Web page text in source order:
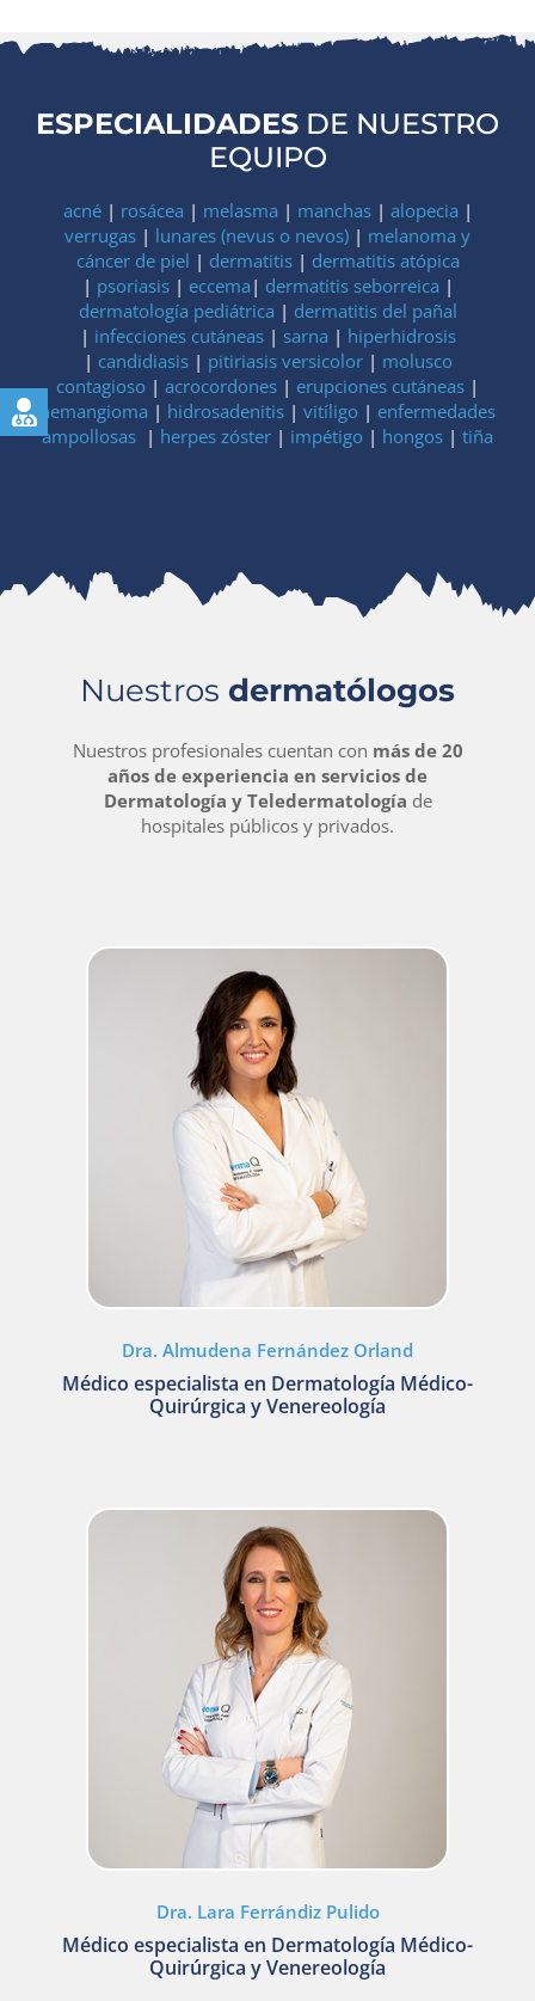
ESPECIALIDADES DE NUESTRO
EQUIPO
acné| rosácea | melasma | manchas| alopecia |
verrugas | lunares (nevus o nevos) | melanoma y
cáncer de piel | dermatitis| dermatitis atópica
| psoriasis| eccema | dermatitis seborreica |
dermatología pediátrica | dermatitis del pañal
| infecciones cutáneas| sarna | hiperhidrosis
| candidiasis| pitiriasis versicolor| molusco
contagioso | acrocordones | erupciones cutáneas |
hemangioma | hidrosadenitis | vitíligo | enfermedades
ampollosas | herpes zóster | impétigo | hongos | tiña
Nuestros dermatólogos
Nuestros profesionales cuentan con más de 20
años de experiencia en servicios de
Dermatología y Teledermatología de
hospitales públicos y privados.
Dra. Almudena Fernández Orland
Médico especialista en Dermatología Médico-
Quirúrgica y Venereología
Dra. Lara Ferrándiz Pulido
Médico especialista en Dermatología Médico-
Quirúrgica y Venereología